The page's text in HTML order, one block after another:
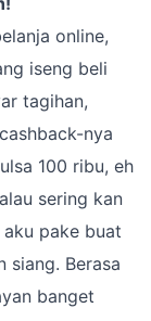
online,
iseng beli
tagihan,
nya
100 ribu, eh
sering kan
pake buat
siang. Berasa
banget